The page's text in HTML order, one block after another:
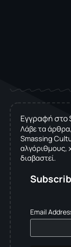
Εγγραφή στο
Λάβε τα άρθρα,
Smassing
αλγόριθμους,
διαβαστεί.
Email